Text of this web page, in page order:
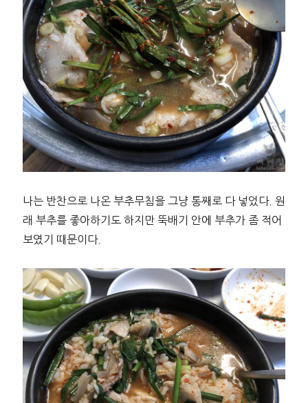
나는 반찬으로 나온 부추무침을 그냥 통째로 다 넣었다. 원
래 부추를 좋아하기도 하지만 뚝배기 안에 부추가 좀 적어
보였기 때문이다.